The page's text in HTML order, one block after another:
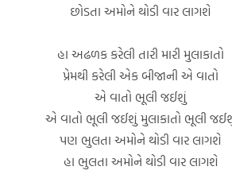
છોડતા અમોને થોડી વાર લાગશે
હા અઢળક કરેલી તારી મારી મુલાકાતો
પ્રેમથી કરેલી એક બીજાની એ વાતો
એ વાતો ભૂલી જઈશું
એ વાતો ભૂલી જઈશું મુલાકાતો ભૂલી
પણ ભુલતા અમોને થોડી વાર લાગશે
હા ભુલતા અમોને થોડી વાર લાગશે